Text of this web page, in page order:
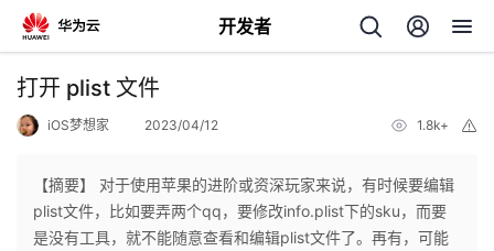
开发者
返
打开 plist 文件
iOS梦想家 2023/04/12 1.8k+
【摘要】 对于使用苹果的进阶或资深玩家来说，有时候要编辑
plist文件，比如要弄两个qq，要修改info.plist下的sku，而要
是没有工具，就不能随意查看和编辑plist文件了。再有，可能